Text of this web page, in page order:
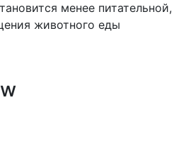
менее питательной,
животного еды